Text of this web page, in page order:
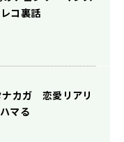
コ裏話
ナカガ 恋愛リアリ
マる